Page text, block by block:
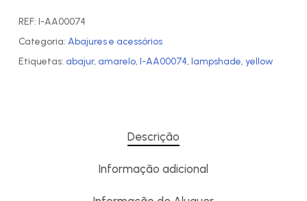
REF: I-AA00074
Categoria: Abajures e acessórios
Etiquetas: abajur, amarelo, I-AA00074, lampshade, yellow
Descrição
Informação adicional